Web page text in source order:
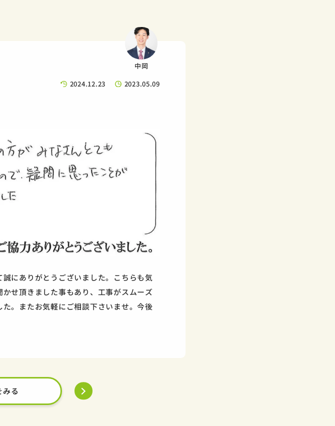
中岡
2024.12.23 2023.05.09
にありがとうございました。こちらも気
せ頂きました事もあり、工事がスムーズ
。またお気軽にご相談下さいませ。今後
みる